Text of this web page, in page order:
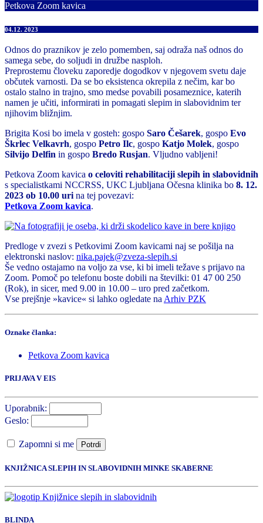
Petkova Zoom kavica
04.12. 2023
Odnos do praznikov je zelo pomemben, saj odraža naš odnos do
samega sebe, do soljudi in družbe nasploh.
Preprostemu človeku zaporedje dogodkov v njegovem svetu daje
občutek varnosti. Da se bo eksistenca okrepila z nečim, kar bo
ostalo stalno in trajno, smo medse povabili posameznice, katerih
namen je učiti, informirati in pomagati slepim in slabovidnim ter
njihovim bližnjim.
Brigita Kosi bo imela v gosteh: gospo Saro Češarek, gospo Evo
Škrlec Velkavrh, gospo Petro Ilc, gospo Katjo Molek, gospo
Silvijo Delfin in gospo Bredo Rusjan. Vljudno vabljeni!
Petkova Zoom kavica o celoviti rehabilitaciji slepih in slabovidnih
s specialistkami NCCRSS, UKC Ljubljana Očesna klinika bo 8. 12.
2023 ob 10.00 uri na tej povezavi:
Petkova Zoom kavica.
Predloge v zvezi s Petkovimi Zoom kavicami naj se pošilja na
elektronski naslov: nika.pajek@zveza-slepih.si
Še vedno ostajamo na voljo za vse, ki bi imeli težave s prijavo na
Zoom. Pomoč po telefonu boste dobili na številki: 01 47 00 250
(Rok), in sicer, med 9.00 in 10.00 – uro pred začetkom.
Vse prejšnje »kavice« si lahko ogledate na Arhiv PZK
Oznake članka:
Petkova Zoom kavica
PRIJAVA V EIS
Uporabnik:
Geslo:
Zapomni si me Potrdi
KNJIŽNICA SLEPIH IN SLABOVIDNIH MINKE SKABERNE
BLINDA